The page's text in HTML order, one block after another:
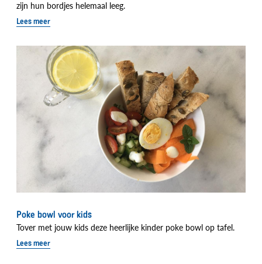
zijn hun bordjes helemaal leeg.
Lees meer
Poke bowl voor kids
Tover met jouw kids deze heerlijke kinder poke bowl op tafel.
Lees meer